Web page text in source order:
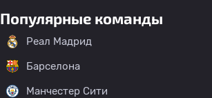
Популярные команды
Реал Мадрид
Барселона
Манчестер Сити